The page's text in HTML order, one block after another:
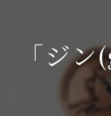
「ジン